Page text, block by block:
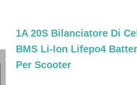
1A 20S Bilanciatore Di
BMS Li-Ion Lifepo4
Per Scooter